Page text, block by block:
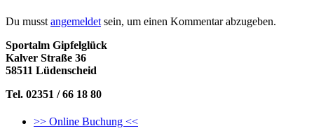
Du musst angemeldet sein, um einen Kommentar abzugeben.
Sportalm Gipfelglück
Kalver Straße 36
58511 Lüdenscheid
Tel. 02351 / 66 18 80
>> Online Buchung <<